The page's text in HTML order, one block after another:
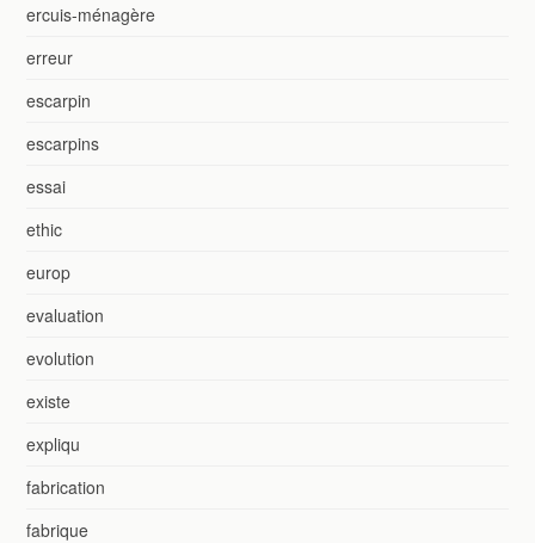
ercuis-ménagère
erreur
escarpin
escarpins
essai
ethic
europ
evaluation
evolution
existe
expliqu
fabrication
fabrique